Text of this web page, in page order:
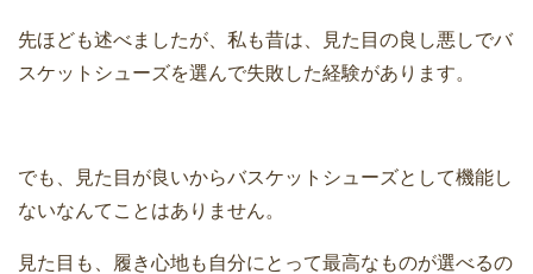
先ほども述べましたが、私も昔は、見た目の良し悪しでバ
スケットシューズを選んで失敗した経験があります。
でも、見た目が良いからバスケットシューズとして機能し
ないなんてことはありません。
見た目も、履き心地も自分にとって最高なものが選べるの